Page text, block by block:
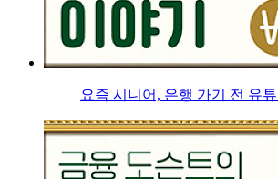
요즘 시니어, 은행 가기 전 유